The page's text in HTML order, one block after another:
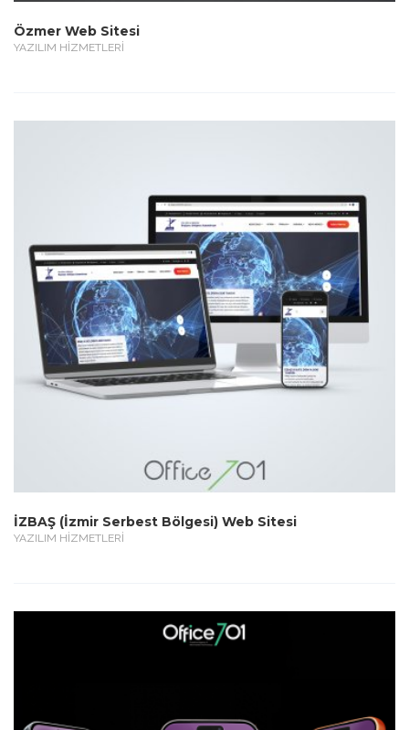
Özmer Web Sitesi
YAZILIM HİZMETLERİ
İZBAŞ (İzmir Serbest Bölgesi) Web Sitesi
YAZILIM HİZMETLERİ